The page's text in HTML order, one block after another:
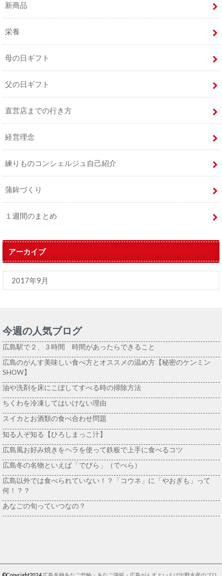
新商品
栄養
母の日ギフト
父の日ギフト
直営店までの行き方
経営理念
練りものコンシェルジュ自己紹介
蒲鉾づくり
１週間のまとめ
アーカイブ
今週の人気ブログ
広島駅で２、３時間 時間があったらできること
広島のがんす美味しい食べ方とオススメの温め方【秘密のケンミン
SHOW】
油や洗剤を床にこぼしてすべる時の掃除方法
ちくわを冷凍してはいけない理由
スイカとお酒類の食べ合わせ問題
知る人ぞ知る【ひろしまっこ汁】
広島風お好み焼きをヘラを使って鉄板で上手に食べるコツ
広島冬の名物といえば「でびら」（でべら）
広島以外では食べられていない！？「コウネ」に「やおぎも」って
何！？？
あなごの旬っていつなの？